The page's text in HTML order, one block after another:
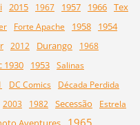
2015 1967 1957 1966 Tex
Forte Apache 1958
1954
2012 Durango
1968
1930 1953 Salinas
DC Comics Década Perdida
2003 1982 Secessão
Estrela